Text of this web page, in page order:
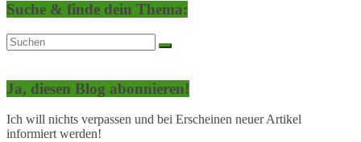
Suche & finde dein Thema:
Ja, diesen Blog abonnieren!
Ich will nichts verpassen und bei Erscheinen neuer Artikel
informiert werden!